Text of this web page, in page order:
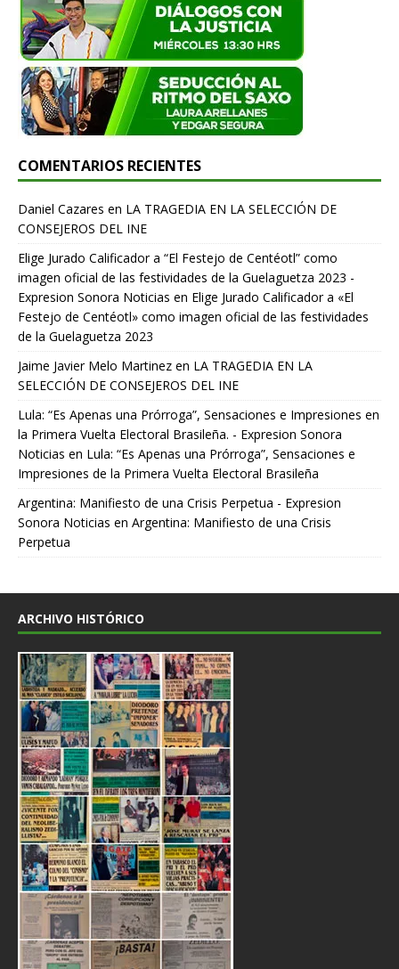
COMENTARIOS RECIENTES
Daniel Cazares en LA TRAGEDIA EN LA SELECCIÓN DE
CONSEJEROS DEL INE
Elige Jurado Calificador a “El Festejo de Centéotl” como
imagen oficial de las festividades de la Guelaguetza 2023 -
Expresion Sonora Noticias en Elige Jurado Calificador a «El
Festejo de Centéotl» como imagen oficial de las festividades
de la Guelaguetza 2023
Jaime Javier Melo Martinez en LA TRAGEDIA EN LA
SELECCIÓN DE CONSEJEROS DEL INE
Lula: “Es Apenas una Prórroga”, Sensaciones e Impresiones en
la Primera Vuelta Electoral Brasileña. - Expresion Sonora
Noticias en Lula: “Es Apenas una Prórroga”, Sensaciones e
Impresiones de la Primera Vuelta Electoral Brasileña
Argentina: Manifiesto de una Crisis Perpetua - Expresion
Sonora Noticias en Argentina: Manifiesto de una Crisis
Perpetua
ARCHIVO HISTÓRICO